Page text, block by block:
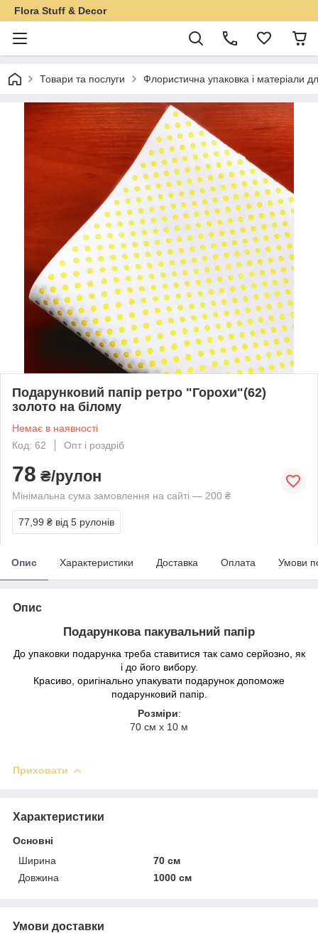
Flora Stuff & Decor
Товари та послуги Флористична упаковка і матеріали
Подарунковий папір ретро "Горохи"(62)
золото на білому
Немає в наявності
Код: 62
Опт і роздріб
78 ₴/рулон
Мінімальна сума замовлення на сайті — 200 ₴
77,99 ₴ від 5 рулонів
Опис Характеристики Доставка Оплата Умови
Опис
Подарункова пакувальний папір
До упаковки подарунка треба ставитися так само серйозно, як
і до його вибору.
Красиво, оригінально упакувати подарунок допоможе
подарунковий папір.
Розміри:
70 см х 10 м
Приховати
Характеристики
Основні
Ширина
70 см
Довжина
1000 см
Умови доставки